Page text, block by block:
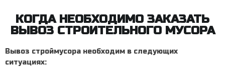
КОГДА НЕОБХОДИМО ЗАКАЗАТЬ
ВЫВОЗ СТРОИТЕЛЬНОГО МУСОРА
Вывоз строймусора необходим в следующих
ситуациях: